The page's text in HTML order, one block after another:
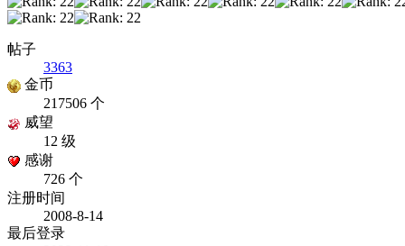
帖子
3363
金币
217506 个
威望
12 级
感谢
726 个
注册时间
2008-8-14
最后登录